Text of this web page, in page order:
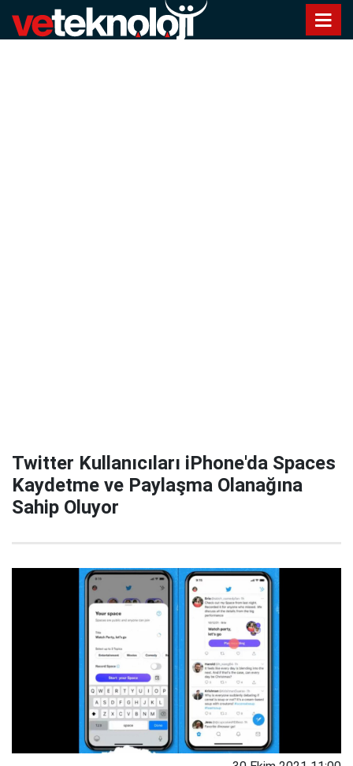
Twitter Kullanıcıları iPhone'da Spaces
Kaydetme ve Paylaşma Olanağına
Sahip Oluyor